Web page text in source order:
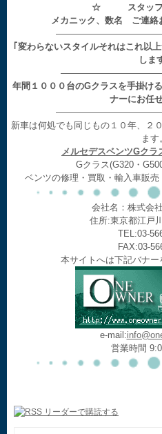
☆ スタッ
メカニック、数名 ご連絡
｢変わらないスタイルそれはこれ以
しま
年間１０００台のGクラスを手掛け
ナーにお任
新車は何処でも同じもの１０年、２
ます。
メルセデスベンツGクラ
Gクラス(G320・
ベンツの修理・買取・輸入車販
会社名：株式会社
住所:東京都江戸
TEL:03-
FAX:03-
本サイトへは下記バナ
e-mail:
営業時間